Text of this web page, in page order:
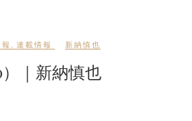
連載情報 新納慎也
｜新納慎也